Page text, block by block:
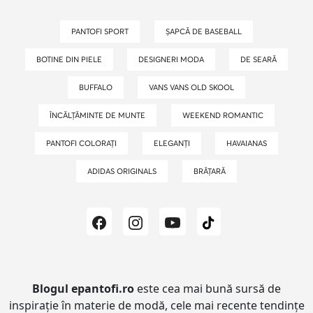
PANTOFI SPORT ȘAPCĂ DE BASEBALL
BOTINE DIN PIELE DESIGNERI MODA DE SEARĂ
BUFFALO VANS VANS OLD SKOOL
ÎNCĂLȚĂMINTE DE MUNTE WEEKEND ROMANTIC
PANTOFI COLORAȚI ELEGANȚI HAVAIANAS
ADIDAS ORIGINALS BRĂȚARĂ
Blogul epantofi.ro este cea mai bună sursă de
inspirație în materie de modă, cele mai recente tendințe